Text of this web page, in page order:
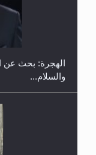
إتمام حفظ
الهجرة: بحث عن
والسلام...